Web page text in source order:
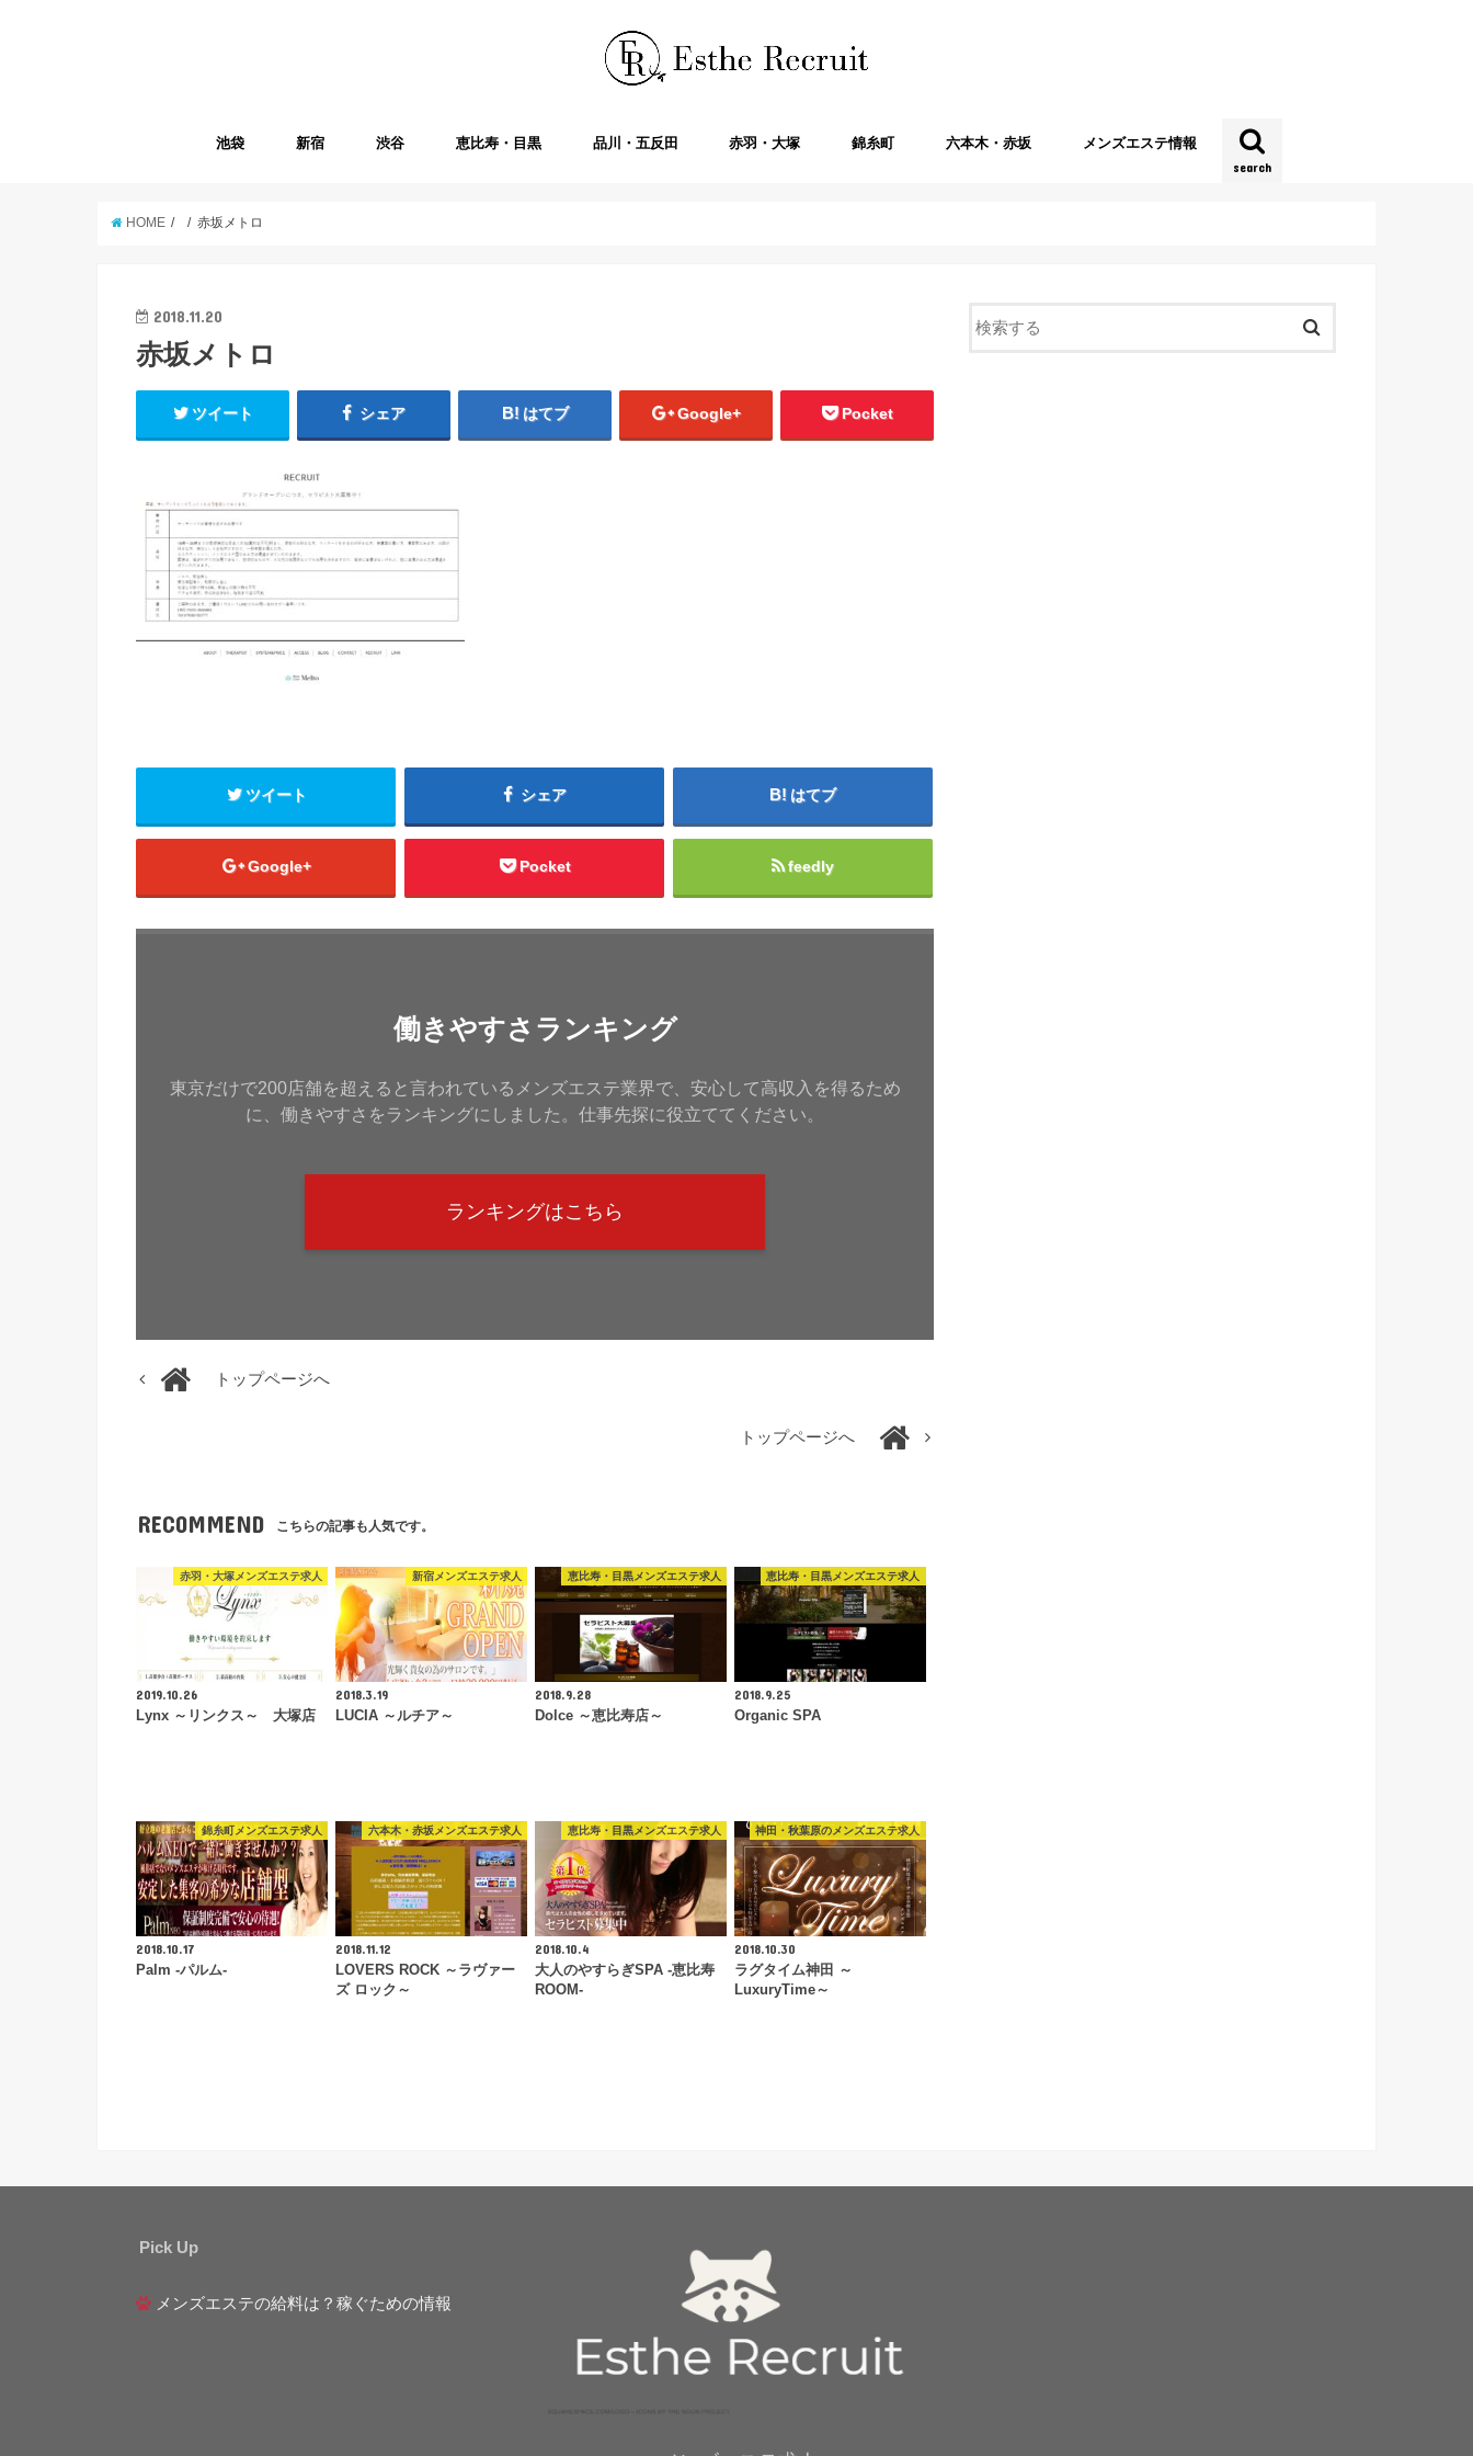
search
池袋 新宿 渋谷 恵比寿・目黒 品川・五反田 赤羽・大塚 錦糸町 六本木・赤坂 メンズエステ情報
HOME 赤坂メトロ
2018.11.20
赤坂メトロ
ツイート シェア はてブ Google+ Pocket
ツイート シェア はてブ
Google+ Pocket feedly
働きやすさランキング
東京だけで200店舗を超えると言われているメンズエステ業界で、安心して高収入を得るため
に、働きやすさをランキングにしました。仕事先探に役立ててください。
ランキングはこちら
トップページへ
トップページへ
RECOMMEND こちらの記事も人気です。
赤羽・大塚メンズエステ求人
2019.10.26
Lynx ～リンクス～ 大塚店
新宿メンズエステ求人
2018.3.19
LUCIA ～ルチア～
恵比寿・目黒メンズエステ求人
2018.9.28
Dolce ～恵比寿店～
恵比寿・目黒メンズエステ求人
2018.9.25
Organic SPA
錦糸町メンズエステ求人
2018.10.17
Palm -パルム-
六本木・赤坂メンズエステ求人
2018.11.12
LOVERS ROCK ～ラヴァー
ズ ロック～
恵比寿・目黒メンズエステ求人
2018.10.4
大人のやすらぎSPA -恵比寿
ROOM-
神田・秋葉原のメンズエステ求人
2018.10.30
ラグタイム神田 ～
LuxuryTime～
Pick Up
メンズエステの給料は？稼ぐための情報